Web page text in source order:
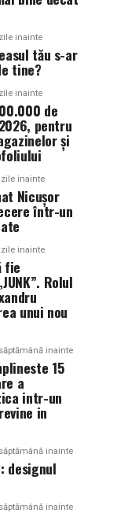
inainte
tău s-ar
tine?
inainte
de
pentru
și
zile inainte
Nicușor
într-un
zile inainte
fie
Rolul
unui nou
inainte
15
a
intr-un
in
inainte
designul
inainte